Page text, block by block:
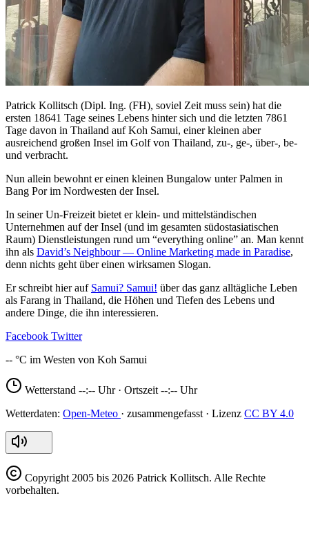
Patrick Kollitsch (Dipl. Ing. (FH), soviel Zeit muss sein) hat die
ersten 18641 Tage seines Lebens hinter sich und die letzten 7861
Tage davon in Thailand auf Koh Samui, einer kleinen aber
ausreichend großen Insel im Golf von Thailand, zu-, ge-, über-, be-
und verbracht.
Nun allein bewohnt er einen kleinen Bungalow unter Palmen in
Bang Por im Nordwesten der Insel.
In seiner Un-Freizeit bietet er klein- und mittelständischen
Unternehmen auf der Insel (und im gesamten südostasiatischen
Raum) Dienstleistungen rund um “everything online” an. Man kennt
ihn als David’s Neighbour — Online Marketing made in Paradise,
denn nichts geht über einen wirksamen Slogan.
Er schreibt hier auf Samui? Samui! über das ganz alltägliche Leben
als Farang in Thailand, die Höhen und Tiefen des Lebens und
andere Dinge, die ihn interessieren.
Facebook Twitter
--
Wetterstand --:-- Uhr · Ortszeit --:-- Uhr
Open-Meteo
CC BY 4.0
Copyright 2005 bis 2026 Patrick Kollitsch. Alle Rechte
vorbehalten.